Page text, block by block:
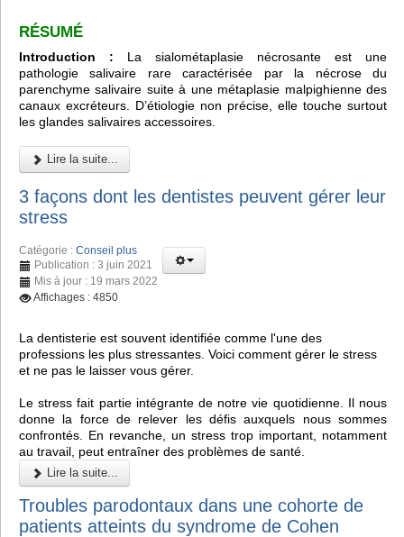
RÉSUMÉ
Introduction : La sialométaplasie nécrosante est une
pathologie salivaire rare caractérisée par la nécrose du
parenchyme salivaire suite à une métaplasie malpighienne des
canaux excréteurs. D’étiologie non précise, elle touche surtout
les glandes salivaires accessoires.
Lire la suite...
3 façons dont les dentistes peuvent gérer leur
stress
Catégorie : Conseil plus
Publication : 3 juin 2021
Mis à jour : 19 mars 2022
Affichages : 4850
La dentisterie est souvent identifiée comme l'une des
professions les plus stressantes. Voici comment gérer le stress
et ne pas le laisser vous gérer.
Le stress fait partie intégrante de notre vie quotidienne. Il nous
donne la force de relever les défis auxquels nous sommes
confrontés. En revanche, un stress trop important, notamment
au travail, peut entraîner des problèmes de santé.
Lire la suite...
Troubles parodontaux dans une cohorte de
patients atteints du syndrome de Cohen